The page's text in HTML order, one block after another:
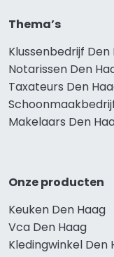
Thema’s
Klussenbedrijf Den
Notarissen Den
Taxateurs Den
Makelaars Den
Onze producten
Keuken Den Haag
Vca Den Haag
Kledingwinkel Den